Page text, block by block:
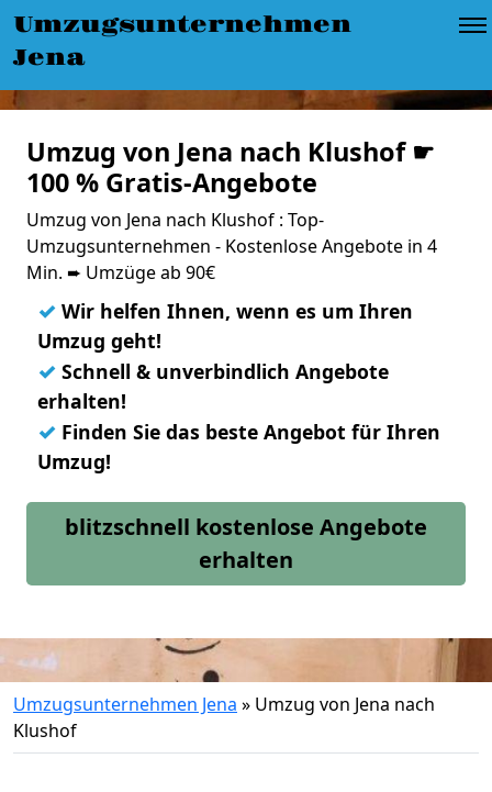
Umzugsunternehmen
Jena
Umzug von Jena nach Klushof ☛
100 % Gratis-Angebote
Umzug von Jena nach Klushof : Top-
Umzugsunternehmen - Kostenlose Angebote in 4
Min. ➨ Umzüge ab 90€
✓ Wir helfen Ihnen, wenn es um Ihren
Umzug geht!
✓ Schnell & unverbindlich Angebote
erhalten!
✓ Finden Sie das beste Angebot für Ihren
Umzug!
blitzschnell kostenlose Angebote
erhalten
Umzugsunternehmen Jena » Umzug von Jena nach
Klushof